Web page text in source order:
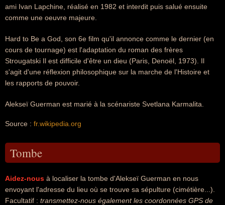
ami Ivan Lapchine, réalisé en 1982 et interdit puis salué ensuite
comme une oeuvre majeure.
Hard to Be a God, son 6e film qu'il annonce comme le dernier (en
cours de tournage) est l'adaptation du roman des frères
Strougatski Il est difficile d'être un dieu (Paris, Denoël, 1973). Il
s'agit d'une réflexion philosophique sur la marche de l'Histoire et
les rapports de pouvoir.
Alekseï Guerman est marié à la scénariste Svetlana Karmalita.
Source : fr.wikipedia.org
Tombe
Aidez-nous à localiser la tombe d'Alekseï Guerman en nous
envoyant l'adresse du lieu où se trouve sa sépulture (cimétière...).
Facultatif : transmettez-nous également les coordonnées GPS de